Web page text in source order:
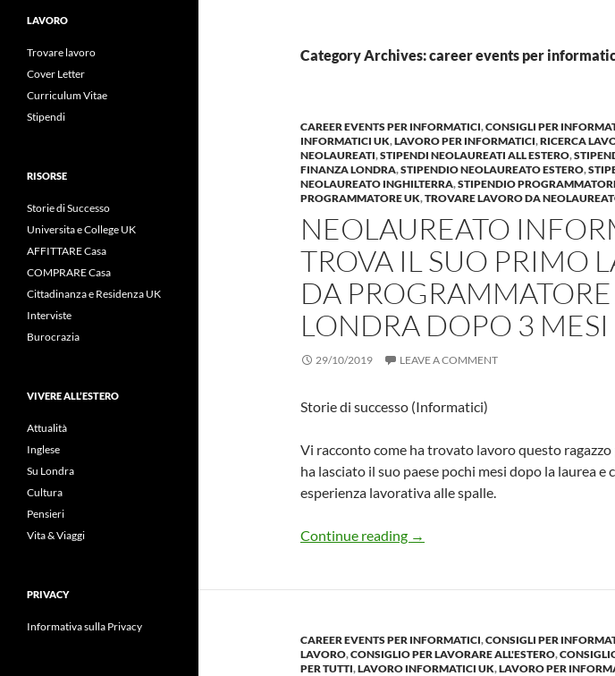
Category Archives: career events per
CAREER EVENTS PER INFORMATICI,CONSIGLI PER
INFORMATICI UK,LAVORO PER INFORMATICI,RICERCA
NEOLAUREATI,STIPENDI NEOLAUREATI ALL ESTERO,
FINANZA LONDRA,STIPENDIO NEOLAUREATO ESTERO,
NEOLAUREATO INGHILTERRA,STIPENDIO
PROGRAMMATORE UK,TROVARE LAVORO DA
NEOLAUREATO
TROVA IL SUO PRIMO
DA
LONDRA DOPO 3 MESI
29/10/2019 LEAVE A COMMENT
Storie di successo (Informatici)
Vi racconto come ha trovato lavoro questo
ha lasciato il suo paese pochi mesi dopo la laurea e
esperienza lavorativa alle spalle.
Continue reading Neolaureato informatico trova il
→
CAREER EVENTS PER INFORMATICI,CONSIGLI PER
LAVORO,CONSIGLIO PER LAVORARE ALL'ESTERO,
PER TUTTI,LAVORO INFORMATICI UK,LAVORO PER
LAVORO
Trovare lavoro
Cover Letter
Curriculum Vitae
Stipendi
RISORSE
Storie di Successo
Universita e College UK
AFFITTARE Casa
COMPRARE Casa
Cittadinanza e Residenza UK
Interviste
Burocrazia
VIVERE ALL’ESTERO
Attualità
Inglese
Su Londra
Cultura
Pensieri
Vita & Viaggi
PRIVACY
Informativa sulla Privacy